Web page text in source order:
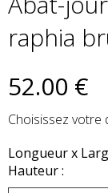
raphia
52.00 €
Choisissez votre
Longueur x
Hauteur :